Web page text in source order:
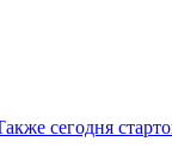
сегодня